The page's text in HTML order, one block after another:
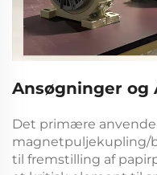
Ansøgninger og
Det primære
magnetpuljekupling/
til fremstilling af